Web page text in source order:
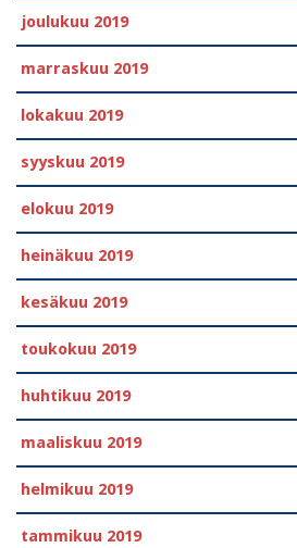
joulukuu 2019
marraskuu 2019
lokakuu 2019
syyskuu 2019
elokuu 2019
heinäkuu 2019
kesäkuu 2019
toukokuu 2019
huhtikuu 2019
maaliskuu 2019
helmikuu 2019
tammikuu 2019